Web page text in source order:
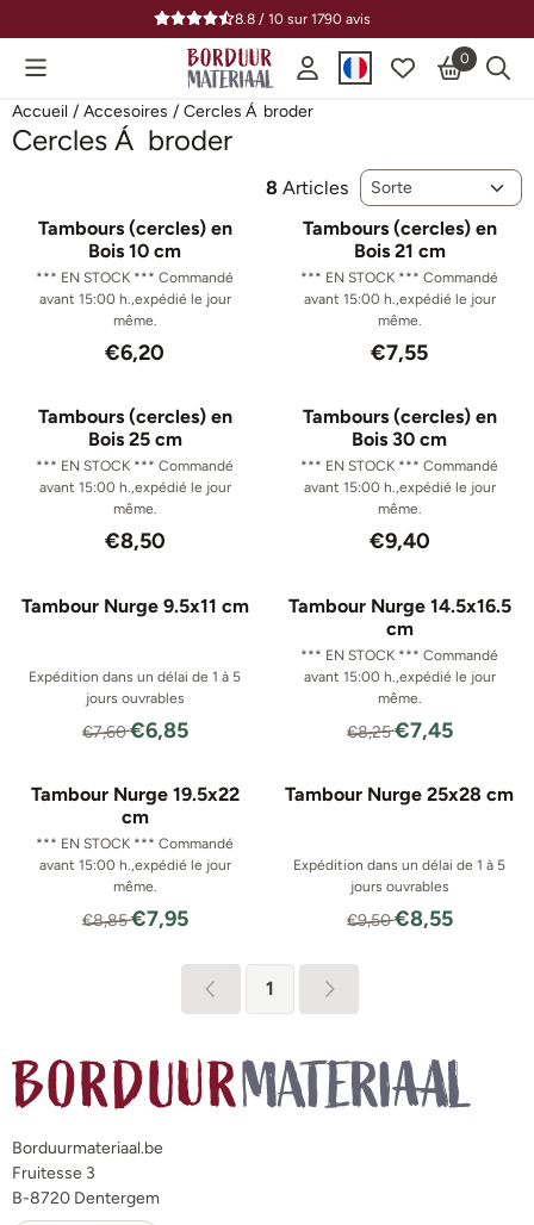
Préférences de cookies disponibles. Choisissez les
8.8 / 10sur 1790avis
0
Accueil / Accesoires / Cercles Á broder
Cercles Á broder
8 Articles Méthode de tri
Tambours (cercles) en
Bois 10 cm
*** EN STOCK *** Commandé
avant 15:00 h.,expédié le jour
même.
Prix: 6,20
€6,20
Tambours (cercles) en
Bois 21 cm
*** EN STOCK *** Commandé
avant 15:00 h.,expédié le jour
même.
Prix: 7,55
€7,55
Tambours (cercles) en
Bois 25 cm
*** EN STOCK *** Commandé
avant 15:00 h.,expédié le jour
même.
Prix: 8,50
€8,50
Tambours (cercles) en
Bois 30 cm
*** EN STOCK *** Commandé
avant 15:00 h.,expédié le jour
même.
Prix: 9,40
€9,40
Tambour Nurge 9.5x11 cm
Expédition dans un délai de 1 à 5
jours ouvrables
Par7,60 pour 6,85
€7,60€6,85
Tambour Nurge 14.5x16.5
cm
*** EN STOCK *** Commandé
avant 15:00 h.,expédié le jour
même.
Par8,25 pour
€8,25€7,45
Tambour Nurge 19.5x22
cm
*** EN STOCK *** Commandé
avant 15:00 h.,expédié le jour
même.
Par8,85 pour 7,95
€8,85€7,95
Tambour Nurge 25x28 cm
Expédition dans un délai de 1 à 5
jours ouvrables
Par9,50 pour
€9,50€8,55
1
Borduurmateriaal.be
Fruitesse 3
B-8720 Dentergem